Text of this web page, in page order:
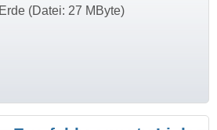
(Datei: 27 MByte)